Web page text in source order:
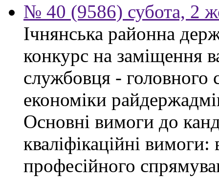
№ 40 (9586) субота, 2
Ічнянська районна
конкурс на заміщення
службовця - головного
економіки
Основні вимоги до
кваліфікаційні
професійного